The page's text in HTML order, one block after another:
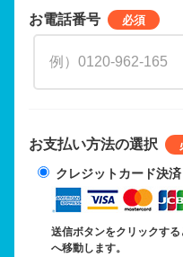
お電話番号
お支払い方法の選択
クレジットカード決済
送信ボタンをクリックす
へ移動します。